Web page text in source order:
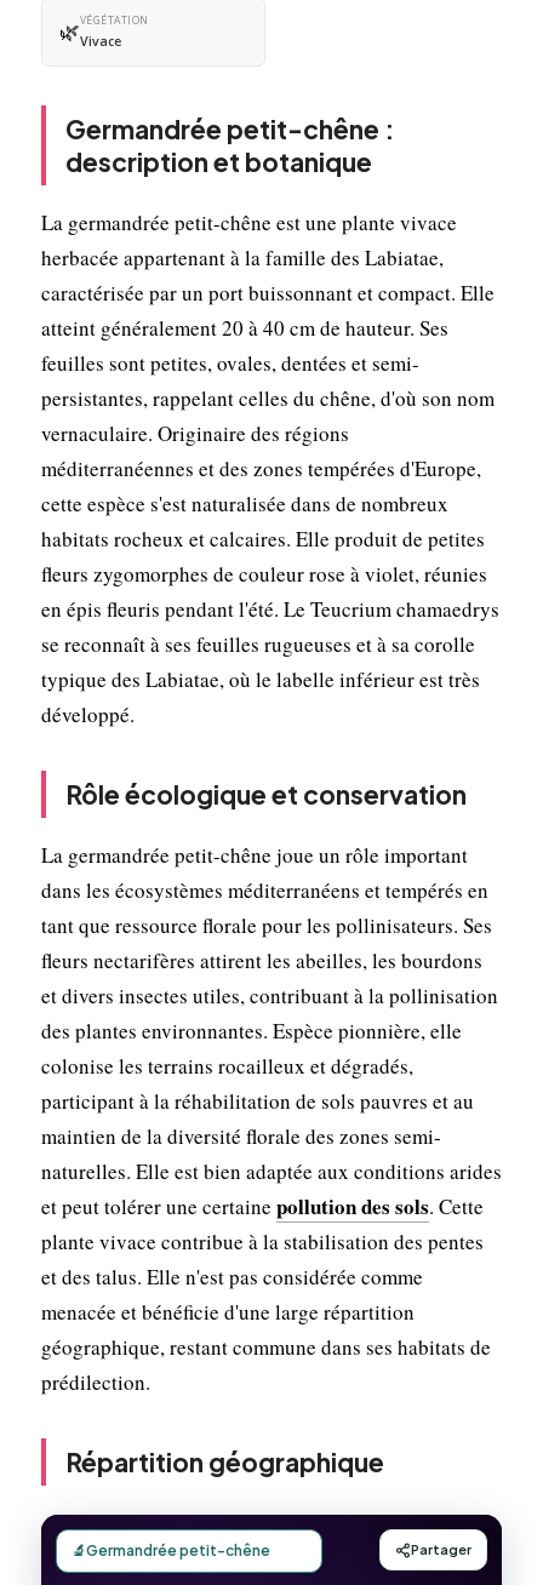
🌿VÉGÉTATION
Vivace
Germandrée petit-chêne :
description et botanique
La germandrée petit-chêne est une plante vivace
herbacée appartenant à la famille des Labiatae,
caractérisée par un port buissonnant et compact. Elle
atteint généralement 20 à 40 cm de hauteur. Ses
feuilles sont petites, ovales, dentées et semi-
persistantes, rappelant celles du chêne, d'où son nom
vernaculaire. Originaire des régions
méditerranéennes et des zones tempérées d'Europe,
cette espèce s'est naturalisée dans de nombreux
habitats rocheux et calcaires. Elle produit de petites
fleurs zygomorphes de couleur rose à violet, réunies
en épis fleuris pendant l'été. Le Teucrium chamaedrys
se reconnaît à ses feuilles rugueuses et à sa corolle
typique des Labiatae, où le labelle inférieur est très
développé.
Rôle écologique et conservation
La germandrée petit-chêne joue un rôle important
dans les écosystèmes méditerranéens et tempérés en
tant que ressource florale pour les pollinisateurs. Ses
fleurs nectarifères attirent les abeilles, les bourdons
et divers insectes utiles, contribuant à la pollinisation
des plantes environnantes. Espèce pionnière, elle
colonise les terrains rocailleux et dégradés,
participant à la réhabilitation de sols pauvres et au
maintien de la diversité florale des zones semi-
naturelles. Elle est bien adaptée aux conditions arides
et peut tolérer une certaine pollution des sols. Cette
plante vivace contribue à la stabilisation des pentes
et des talus. Elle n'est pas considérée comme
menacée et bénéficie d'une large répartition
géographique, restant commune dans ses habitats de
prédilection.
Répartition géographique